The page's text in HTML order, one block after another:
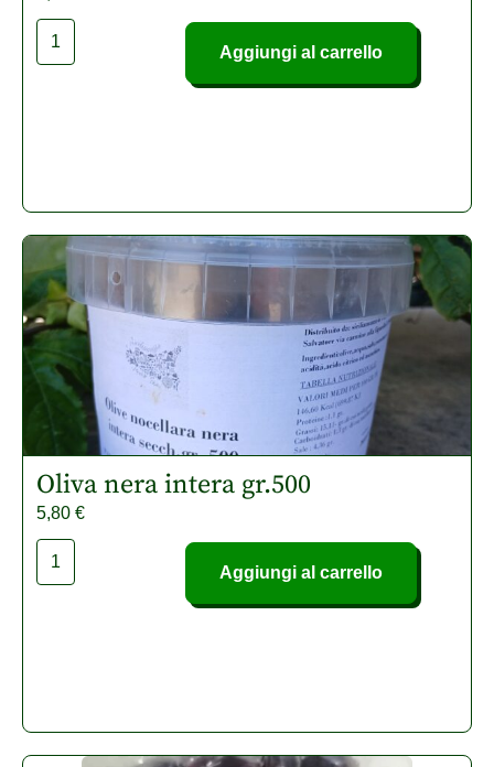
Aggiungi al carrello
Oliva nera intera gr.500
5,80 €
Aggiungi al carrello